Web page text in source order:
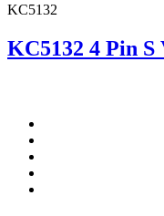
KC5132
KC5132 4 Pin S